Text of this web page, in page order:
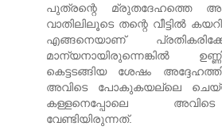
പുത്രന്റെ മ്രുതദേഹത്തെ
വാതിലിലൂടെ തന്റെ വീട്ടില്‍
എങ്ങനെയാണ്
മാന്യനായിരുന്നെങ്കില്‍
കെട്ടടങ്ങിയ ശേഷം
അവിടെ പോകുകയല്ലെ
കള്ളനെപ്പോലെ
വേണ്ടിയിരുന്നത്.